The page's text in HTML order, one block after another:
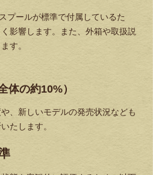
プールが標準で付属しているた
影響します。また、外箱や取扱説
す。
体の約10%）
、新しいモデルの発売状況なども
たします。